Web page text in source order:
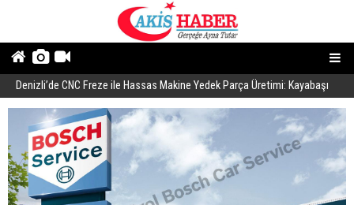
Denizli’de CNC Freze ile Hassas Makine Yedek Parça Üretimi: Kayabaşı
Makine